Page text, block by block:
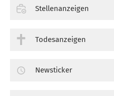
Stellenanzeigen
Todesanzeigen
Newsticker